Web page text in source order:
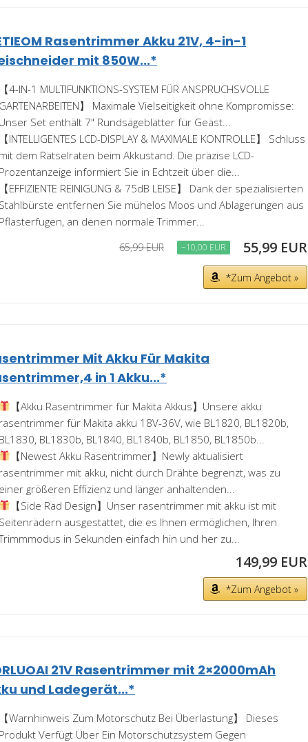
Rasentrimmer Akku 21V, 4-in-1
mit 850W...*
【4-IN-1 MULTIFUNKTIONS-SYSTEM FÜR ANSPRUCHSVOLLE
GARTENARBEITEN】 Maximale Vielseitigkeit ohne Kompromisse:
Unser Set enthält 7" Rundsägeblätter für Geäst...
【INTELLIGENTES LCD-DISPLAY & MAXIMALE KONTROLLE】 Schluss
mit dem Rätselraten beim Akkustand. Die präzise LCD-
Prozentanzeige informiert Sie in Echtzeit über die...
【EFFIZIENTE REINIGUNG & 75dB LEISE】 Dank der spezialisierten
Stahlbürste entfernen Sie mühelos Moos und Ablagerungen aus
Pflasterfugen, an denen normale Trimmer...
65,99 EUR −10,00 EUR 55,99 EUR
*Zum Angebot »
Mit Akku Für Makita
in 1 Akku...*
【Akku Rasentrimmer für Makita Akkus】Unsere akku
rasentrimmer für Makita akku 18V-36V, wie BL1820, BL1820b,
BL1830, BL1830b, BL1840, BL1840b, BL1850, BL1850b...
【Newest Akku Rasentrimmer】Newly aktualisiert
rasentrimmer mit akku, nicht durch Drähte begrenzt, was zu
einer größeren Effizienz und länger anhaltenden...
【Side Rad Design】Unser rasentrimmer mit akku ist mit
Seitenrädern ausgestattet, die es Ihnen ermöglichen, Ihren
in Sekunden einfach hin und her zu...
149,99 EUR
*Zum Angebot »
21V Rasentrimmer mit 2×2000mAh
und Ladegerät...*
【Warnhinweis Zum Motorschutz Bei Überlastung】 Dieses
Produkt Verfügt Über Ein Motorschutzsystem Gegen